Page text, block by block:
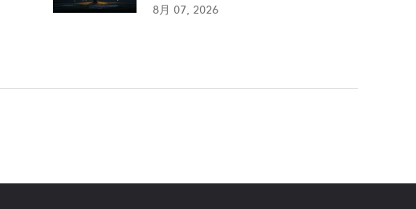
8月 07, 2026